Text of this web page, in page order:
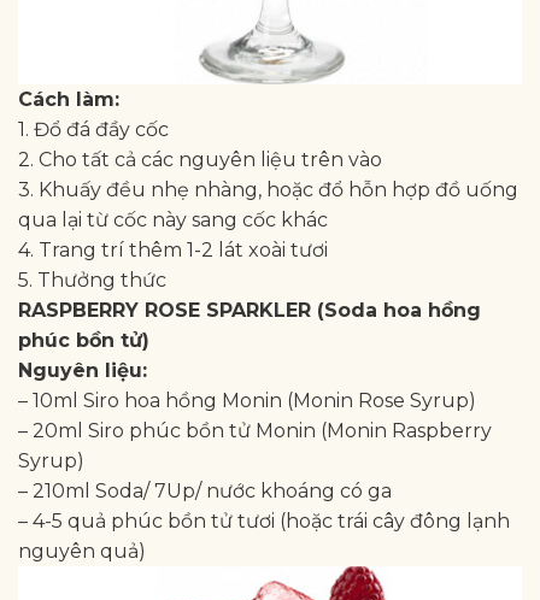
Cách làm:
1. Đổ đá đầy cốc
2. Cho tất cả các nguyên liệu trên vào
3. Khuấy đều nhẹ nhàng, hoặc đổ hỗn hợp đồ uống
qua lại từ cốc này sang cốc khác
4. Trang trí thêm 1-2 lát xoài tươi
5. Thưởng thức
RASPBERRY ROSE SPARKLER (Soda hoa hồng
phúc bồn tử)
Nguyên liệu:
– 10ml Siro hoa hồng Monin (Monin Rose Syrup)
– 20ml Siro phúc bồn tử Monin (Monin Raspberry
Syrup)
– 210ml Soda/ 7Up/ nước khoáng có ga
– 4-5 quả phúc bồn tử tươi (hoặc trái cây đông lạnh
nguyên quả)